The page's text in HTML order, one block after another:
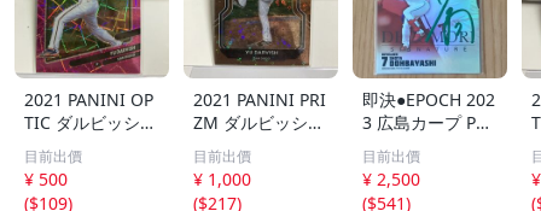
2021 PANINI OP
TIC ダルビッシュ
有 249枚限定
シリアルカード
パドレス
目前出價
¥ 500
($109)
2021 PANINI PRI
ZM ダルビッシュ
有 40枚限定
シリアルカード
パドレス
目前出價
¥ 1,000
($217)
即決●EPOCH 202
3 広島カープ PRE
MIER EDITION
堂林翔太 /5枚限
定 デコモリ緑箔
目前出價
¥ 2,500
($541)
(